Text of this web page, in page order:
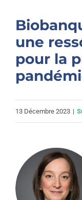
une
pour la
13 Décembre 2023 |